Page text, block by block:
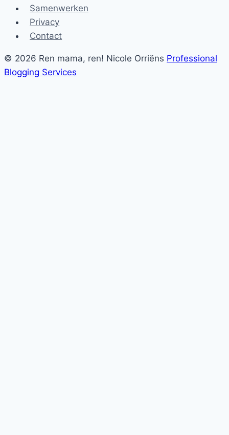
Samenwerken
Privacy
Contact
© 2026 Ren mama, ren! Nicole Orriëns Professional
Blogging Services